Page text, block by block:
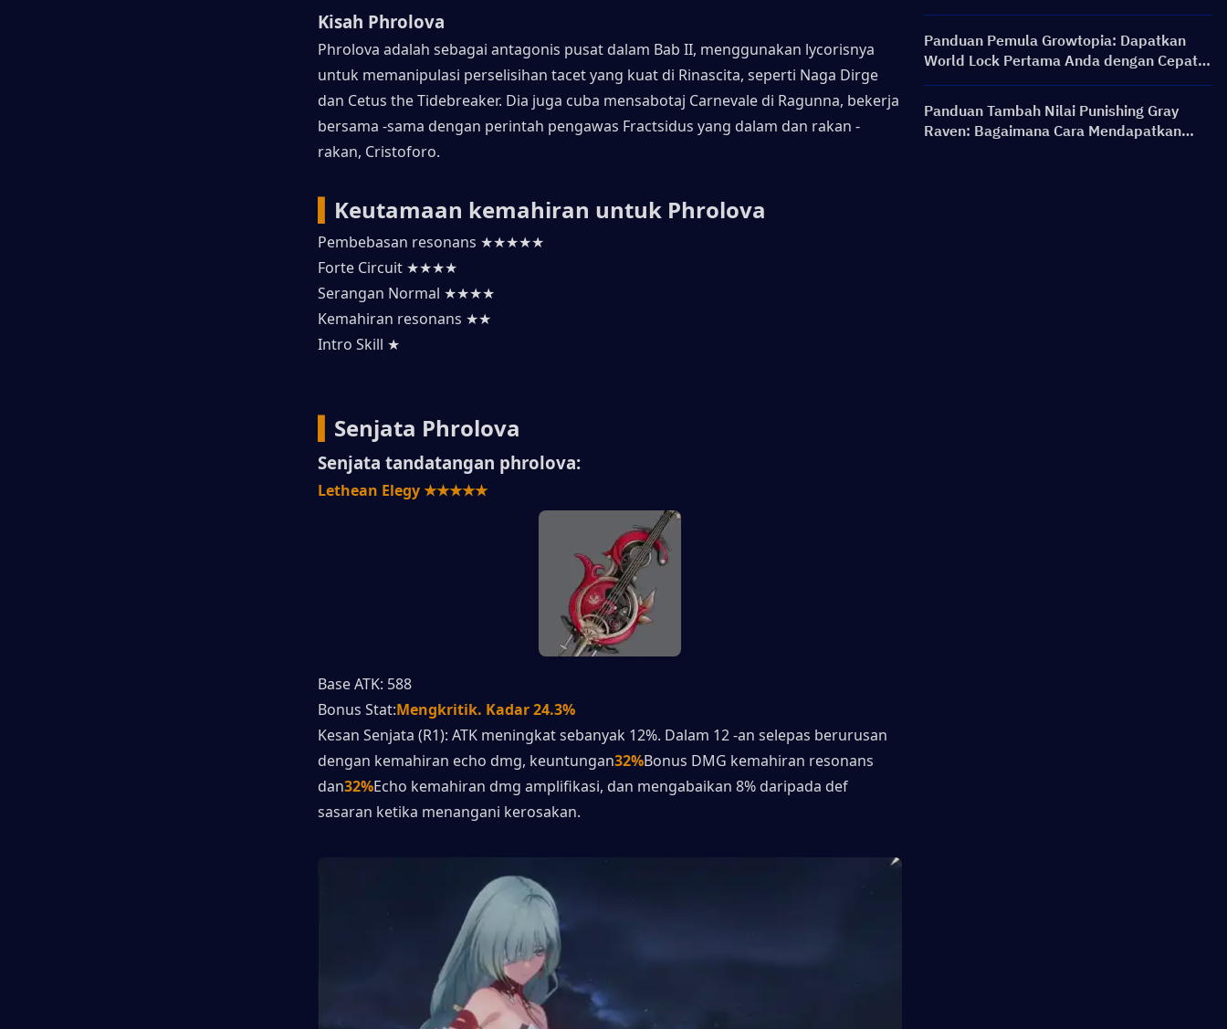
Kisah Phrolova
Phrolova adalah sebagai antagonis pusat dalam Bab II, menggunakan lycorisnya
untuk memanipulasi perselisihan tacet yang kuat di Rinascita, seperti Naga Dirge
dan Cetus the Tidebreaker. Dia juga cuba mensabotaj Carnevale di Ragunna, bekerja
bersama -sama dengan perintah pengawas Fractsidus yang dalam dan rakan -
rakan, Cristoforo.
Keutamaan kemahiran untuk Phrolova
Pembebasan resonans ★★★★★
Forte Circuit ★★★★
Serangan Normal ★★★★
Kemahiran resonans ★★
Intro Skill ★
Senjata Phrolova
Senjata tandatangan phrolova:
Lethean Elegy ★★★★★
Base ATK: 588
Bonus Stat:Mengkritik. Kadar 24.3%
Kesan Senjata (R1): ATK meningkat sebanyak 12%. Dalam 12 -an selepas berurusan
dengan kemahiran echo dmg, keuntungan32%Bonus DMG kemahiran resonans
dan32%Echo kemahiran dmg amplifikasi, dan mengabaikan 8% daripada def
sasaran ketika menangani kerosakan.
Lebih Bijak dalam Kemas Kini Kedai
Musim 9.5
Panduan Pemula Growtopia: Dapatkan
World Lock Pertama Anda dengan Cepat &
Selamat
Panduan Tambah Nilai Punishing Gray
Raven: Bagaimana Cara Mendapatkan